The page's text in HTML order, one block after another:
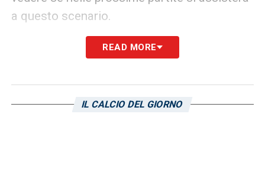
a questo scenario.
LA PLAYLIST DELLE NOSTRE TOP NEWS
READ MORE
IL CALCIO DEL GIORNO